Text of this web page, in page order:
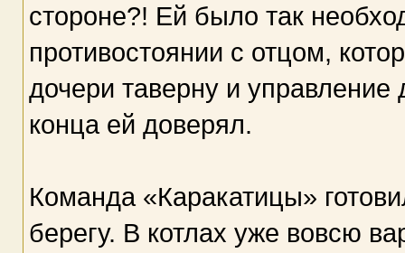
стороне?! Ей было так
противостоянии с отцом,
дочери таверну и
конца ей доверял.
Команда «Каракатицы»
берегу. В котлах уже вовсю